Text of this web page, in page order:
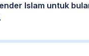
Islam untuk
.